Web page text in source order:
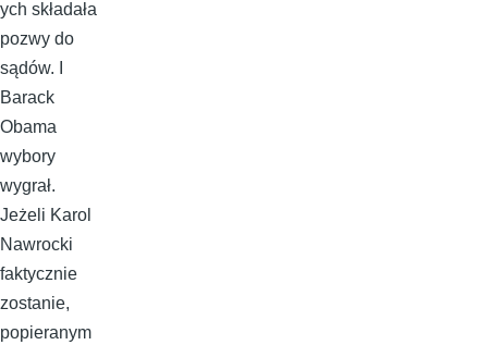
ych składała
pozwy do
sądów. I
Barack
Obama
wybory
wygrał.
Jeżeli Karol
Nawrocki
faktycznie
zostanie,
popieranym